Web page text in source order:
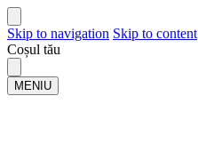
Skip to navigation Skip to content
Coșul tău
MENIU